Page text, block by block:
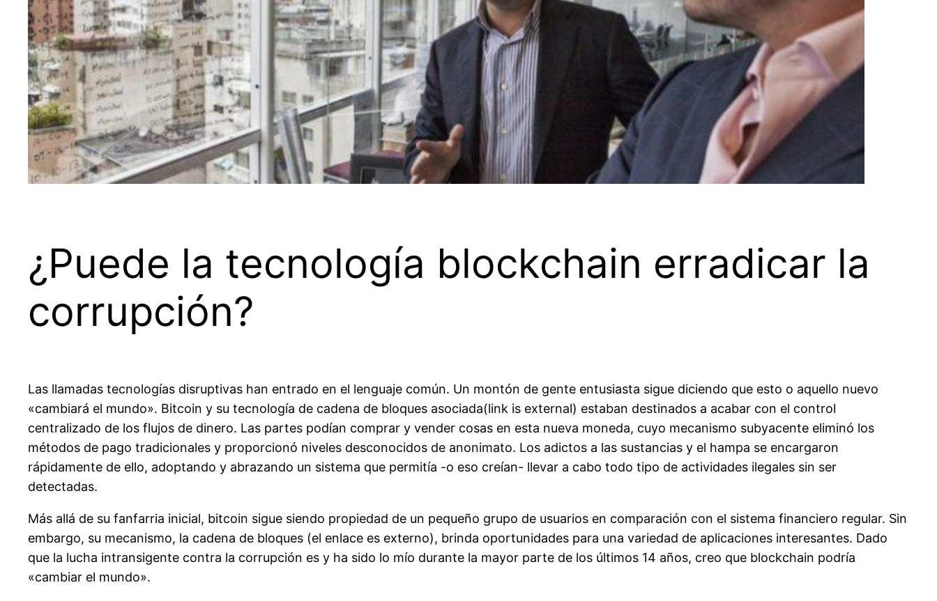
¿Puede la tecnología blockchain erradicar la
corrupción?
Las llamadas tecnologías disruptivas han entrado en el lenguaje común. Un montón de gente entusiasta sigue diciendo que esto o aquello nuevo
«cambiará el mundo». Bitcoin y su tecnología de cadena de bloques asociada(link is external) estaban destinados a acabar con el control
centralizado de los flujos de dinero. Las partes podían comprar y vender cosas en esta nueva moneda, cuyo mecanismo subyacente eliminó los
métodos de pago tradicionales y proporcionó niveles desconocidos de anonimato. Los adictos a las sustancias y el hampa se encargaron
rápidamente de ello, adoptando y abrazando un sistema que permitía -o eso creían- llevar a cabo todo tipo de actividades ilegales sin ser
detectadas.
Más allá de su fanfarria inicial, bitcoin sigue siendo propiedad de un pequeño grupo de usuarios en comparación con el sistema financiero regular. Sin
embargo, su mecanismo, la cadena de bloques (el enlace es externo), brinda oportunidades para una variedad de aplicaciones interesantes. Dado
que la lucha intransigente contra la corrupción es y ha sido lo mío durante la mayor parte de los últimos 14 años, creo que blockchain podría
«cambiar el mundo».